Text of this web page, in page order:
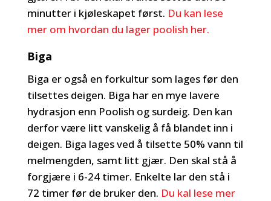
minutter i kjøleskapet først. Du kan lese
mer om hvordan du lager poolish her.
Biga
Biga er også en forkultur som lages før den
tilsettes deigen. Biga har en mye lavere
hydrasjon enn Poolish og surdeig. Den kan
derfor være litt vanskelig å få blandet inn i
deigen. Biga lages ved å tilsette 50% vann til
melmengden, samt litt gjær. Den skal stå å
forgjære i 6-24 timer. Enkelte lar den stå i
72 timer før de bruker den. Du kal lese mer